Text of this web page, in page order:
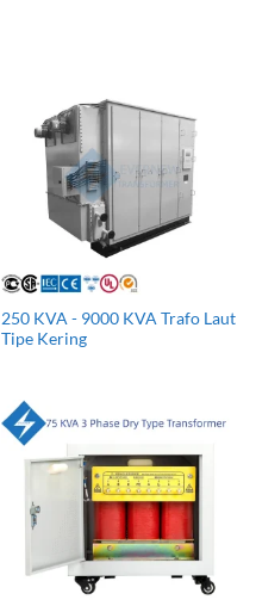
250 KVA - 9000 KVA Trafo Laut
Tipe Kering